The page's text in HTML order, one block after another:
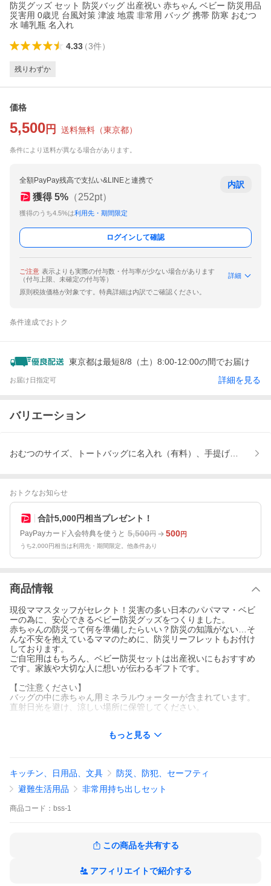
防災グッズ セット 防災バッグ 出産祝い 赤ちゃん ベビー 防災用品
災害用 0歳児 台風対策 津波 地震 非常用 バッグ 携帯 防寒 おむつ
水 哺乳瓶 名入れ
4.33（3件）
残りわずか
価格
5,500 円 送料無料 （東京都）
条件により送料が異なる場合があります。
全額PayPay残高で支払い&LINEと連携で
獲得 5% （252pt）
獲得のうち4.5%は利用先・期間限定
内訳
ログインして確認
ご注意 表示よりも実際の付与数・付与率が少ない場合があります
（付与上限、未確定の付与等）
詳細
原則税抜価格が対象です。特典詳細は内訳でご確認ください。
条件達成でおトク
東京都は最短8/8（土）8:00-12:00の間でお届け
お届け日指定可 詳細を見る
バリエーション
おむつのサイズ、トートバッグに名入れ（有料）、手提げ袋(有料)
おトクなお知らせ
合計5,000円相当プレゼント！
PayPayカード入会特典を使うと 5,500円 500円
うち2,000円相当は利用先・期間限定。他条件あり
商品情報
現役ママスタッフがセレクト！災害の多い日本のパパママ・ベビ
ーの為に、安心できるベビー防災グッズをつくりました。
赤ちゃんの防災って何を準備したらいい？防災の知識がない…そ
んな不安を抱えているママのために、防災リーフレットもお付け
しております。
ご自宅用はもちろん、ベビー防災セットは出産祝いにもおすすめ
です。家族や大切な人に想いが伝わるギフトです。
【ご注意ください】
バッグの中に赤ちゃん用ミネラルウォーターが含まれています。
直射日光を避け、涼しい場所に保管してください。
防災 赤ちゃん ベビー 災害用 出産祝 0歳児 避難 津波 地震 非常用
"
もっと見る
キッチン、日用品、文具
防災、防犯、セーフティ
避難生活用品
非常用持ち出しセット
商品 コード： bss-1
この商品を共有する
アフィリエイトで紹介する